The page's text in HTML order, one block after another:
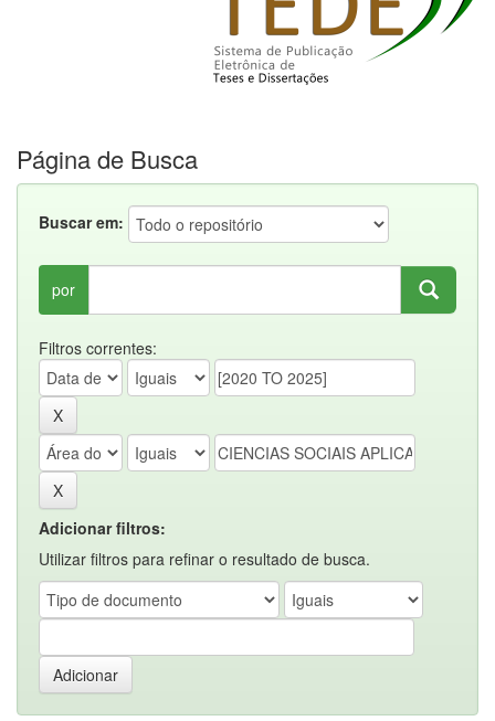
Página de Busca
Buscar em:
por
Filtros correntes:
Adicionar filtros:
Utilizar filtros para refinar o resultado de busca.